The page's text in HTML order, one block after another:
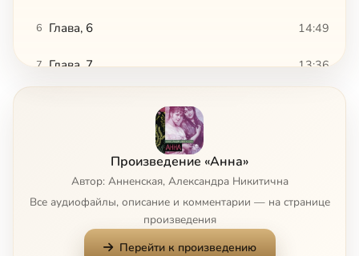
6 Глава, 6 14:49
7 Глава, 7 13:36
Глава, 10
Глава, 11 10:11
Произведение «Анна»
Автор: Анненская, Александра Никитична
Все аудиофайлы, описание и комментарии — на странице
произведения
Перейти к произведению